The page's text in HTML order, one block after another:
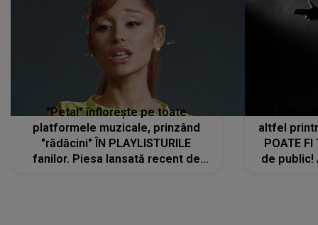
"Petal" înflorește pe toate
platformele muzicale, prinzând
"rădăcini" ÎN PLAYLISTURILE
fanilor. Piesa lansată recent de
altfel
POATE FI
de public!